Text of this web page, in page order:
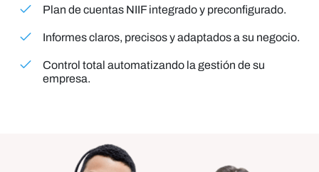
Plan de cuentas NIIF integrado y preconfigurado.
Informes claros, precisos y adaptados a su negocio.
Control total automatizando la gestión de su
empresa.